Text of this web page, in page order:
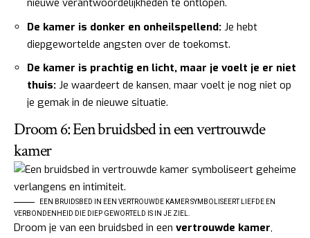
nieuwe verantwoordelijkheden te ontlopen.
De kamer is donker en onheilspellend: Je hebt
diepgewortelde angsten over de toekomst.
De kamer is prachtig en licht, maar je voelt je er niet
thuis: Je waardeert de kansen, maar voelt je nog niet op
je gemak in de nieuwe situatie.
Droom 6: Een bruidsbed in een vertrouwde
kamer
EEN BRUIDSBED IN EEN VERTROUWDE KAMER SYMBOLISEERT LIEFDE EN
VERBONDENHEID DIE DIEP GEWORTELD IS IN JE ZIEL.
Droom je van een bruidsbed in een vertrouwde kamer,